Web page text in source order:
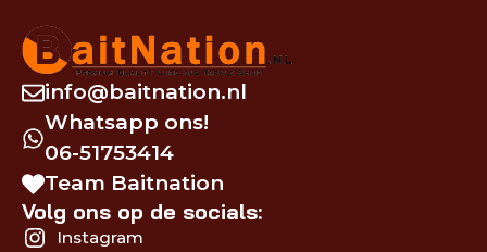
info@baitnation.nl
Whatsapp ons!
06-51753414
Team Baitnation
Volg ons op de socials:
Instagram